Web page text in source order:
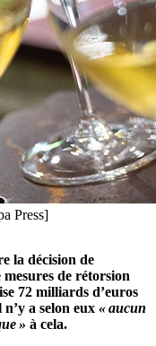
Press]
la décision de
de rétorsion
72 milliards d’euros
a selon eux « aucun
» à cela.